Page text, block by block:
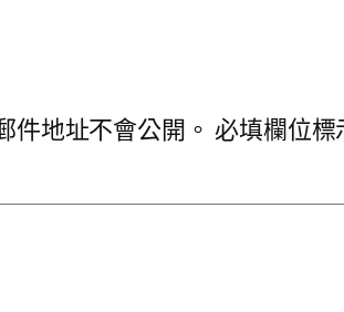
件地址不會公開。 必填欄位